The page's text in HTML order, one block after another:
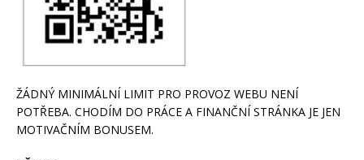
ŽÁDNÝ MINIMÁLNÍ LIMIT PRO PROVOZ WEBU NENÍ
POTŘEBA. CHODÍM DO PRÁCE A FINANČNÍ STRÁNKA JE JEN
MOTIVAČNÍM BONUSEM.